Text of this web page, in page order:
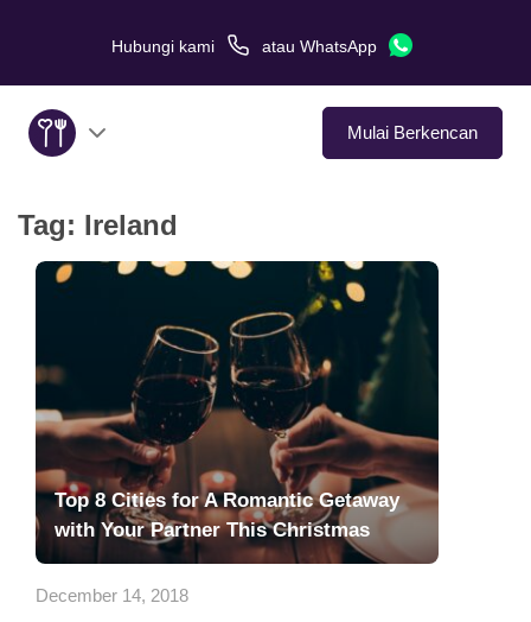
Hubungi kami atau WhatsApp
Mulai Berkencan
Tentang Kami
Layanan
Di Media
Tips Kencan
App
Hubungi Kami
Tag: Ireland
Top 8 Cities for A Romantic Getaway
with Your Partner This Christmas
December 14, 2018